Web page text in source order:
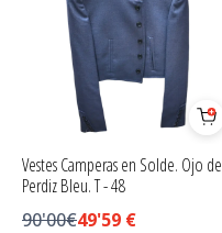
Vestes Camperas en Solde. Ojo de
Perdiz Bleu. T - 48
90'00€49'59 €